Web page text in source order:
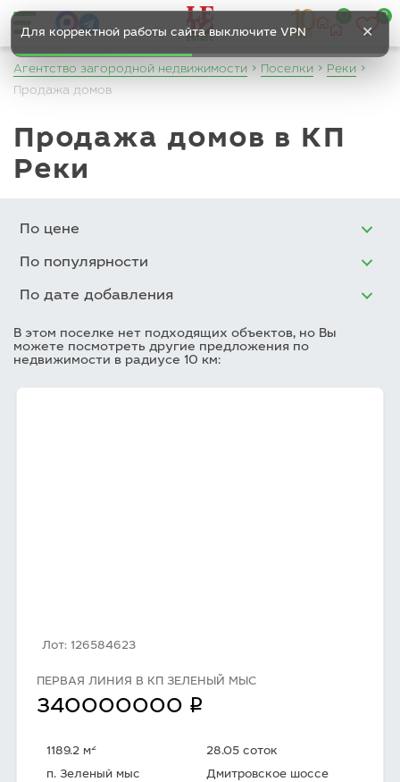
Для корректной работы сайта выключите VPN ✕
0
Агентство загородной недвижимости Поселки
Реки
Продажа домов
Продажа домов в КП
Реки
По цене
По популярности
По дате добавления
В этом поселке нет подходящих объектов, но Вы
можете посмотреть другие предложения по
недвижимости в радиусе 10 км:
Лот: 126584623
ПЕРВАЯ ЛИНИЯ В КП ЗЕЛЕНЫЙ МЫС
340000000 q
1189.2 м2
28.05 соток
п. Зеленый мыс
Дмитровское шоссе